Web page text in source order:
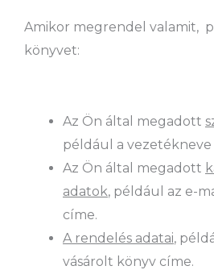
Amikor megrendel valamit,
könyvet:
Az Ön által megadott
például a vezetékneve
Az Ön által megadott
adatok, például az e-
címe.
A rendelés adatai,
vásárolt könyv címe.